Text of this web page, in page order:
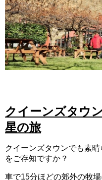
クイーンズタウ
星の旅
クイーンズタウンでも素
をご存知ですか？
車で15分ほどの郊外の牧